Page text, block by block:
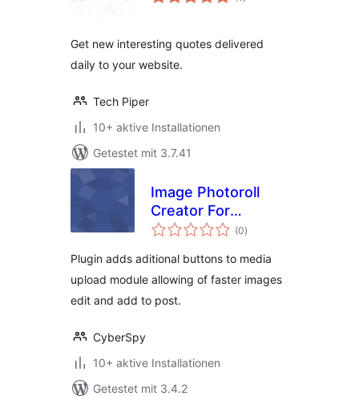
Get new interesting quotes delivered
daily to your website.
Tech Piper
10+ aktive Installationen
Getestet mit 3.7.41
Image Photoroll
Creator For
Photographers
(0Bewertungen
insgesamt
)
Plugin adds aditional buttons to media
upload module allowing of faster images
edit and add to post.
CyberSpy
10+ aktive Installationen
Getestet mit 3.4.2